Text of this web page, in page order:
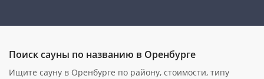
Поиск сауны по названию в Оренбурге
Ищите сауну в Оренбурге по району, стоимости, типу